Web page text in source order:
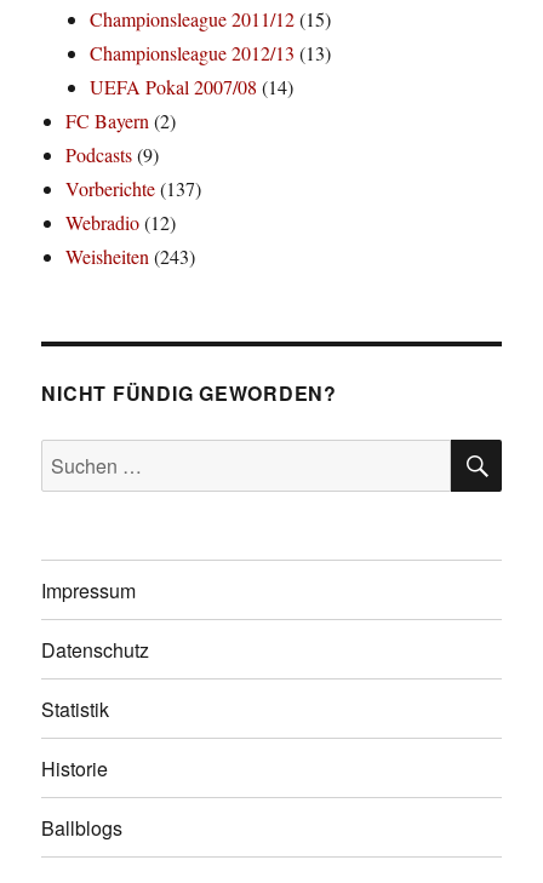
Championsleague 2011/12(15)
Championsleague 2012/13 (13)
UEFA Pokal 2007/08 (14)
FC Bayern(2)
Podcasts(9)
Vorberichte(137)
Webradio(12)
Weisheiten(243)
NICHT FÜNDIG GEWORDEN?
Suchen
nach:
Impressum
Datenschutz
Statistik
Historie
Ballblogs